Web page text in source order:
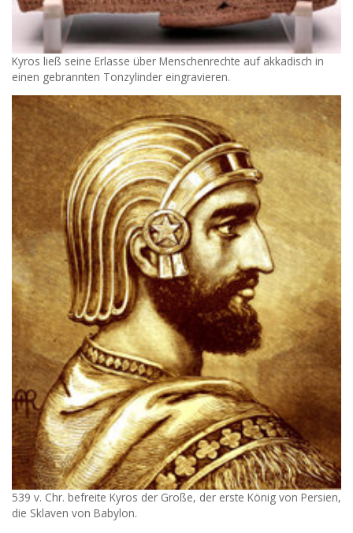
Kyros ließ seine Erlasse über Menschenrechte auf akkadisch in
einen gebrannten Tonzylinder eingravieren.
539 v. Chr. befreite Kyros der Große, der erste König von Persien,
die Sklaven von Babylon.